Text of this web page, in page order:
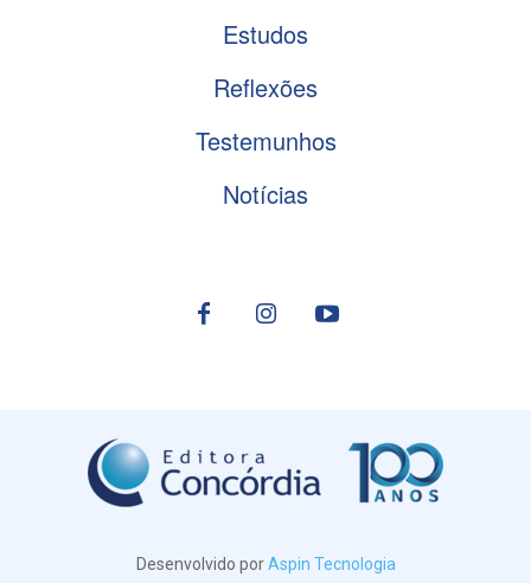
Estudos
Reflexões
Testemunhos
Notícias
Desenvolvido porAspin Tecnologia